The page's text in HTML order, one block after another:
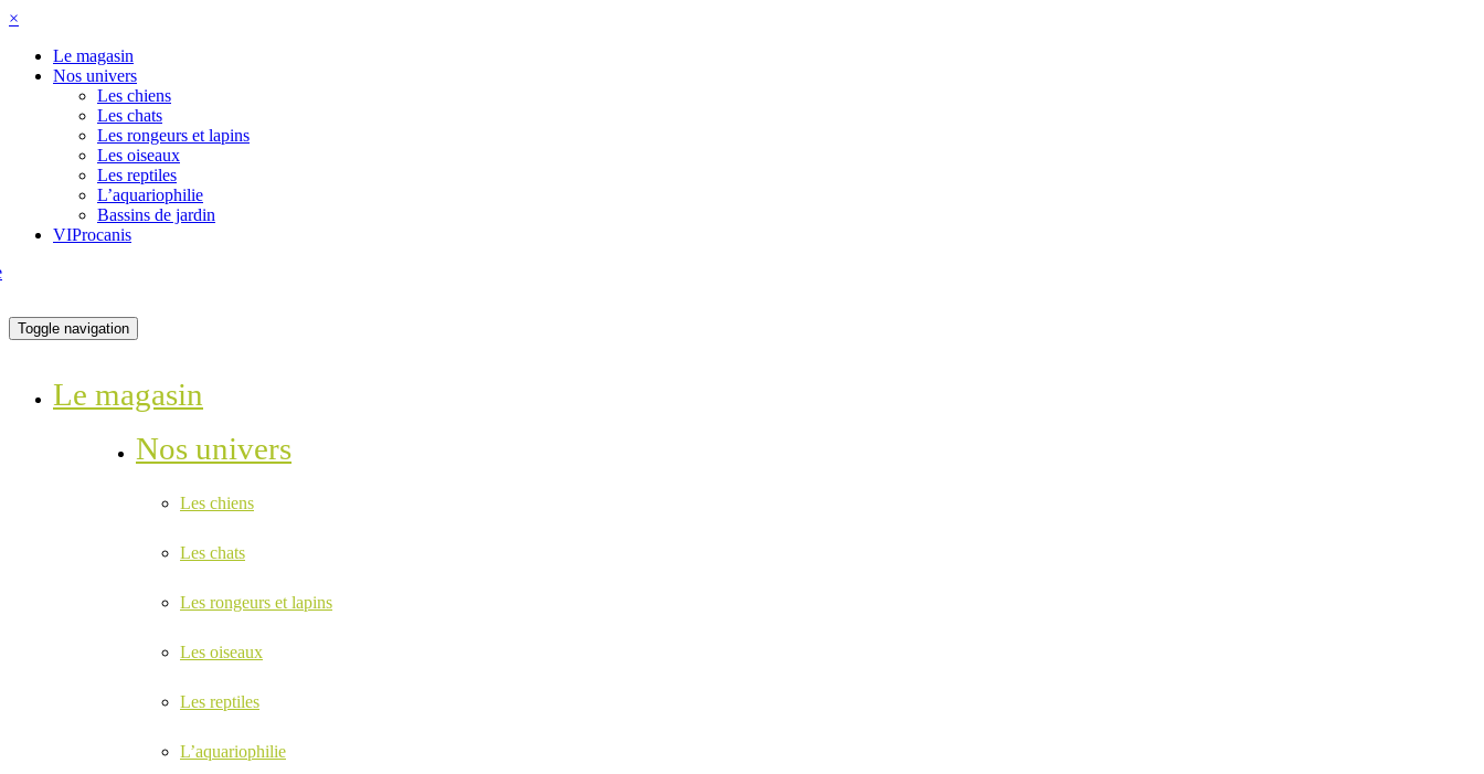
×
Le magasin
Nos univers
Les chiens
Les chats
Les rongeurs et lapins
Les oiseaux
Les reptiles
L’aquariophilie
Bassins de jardin
VIProcanis
Toggle navigation
Le magasin
Nos univers
Les chiens
Les chats
Les rongeurs et lapins
Les oiseaux
Les reptiles
L’aquariophilie